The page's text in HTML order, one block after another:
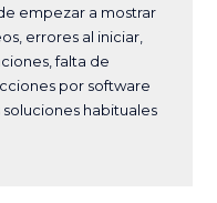
empezar a mostrar
errores al iniciar,
falta de
por software
habituales